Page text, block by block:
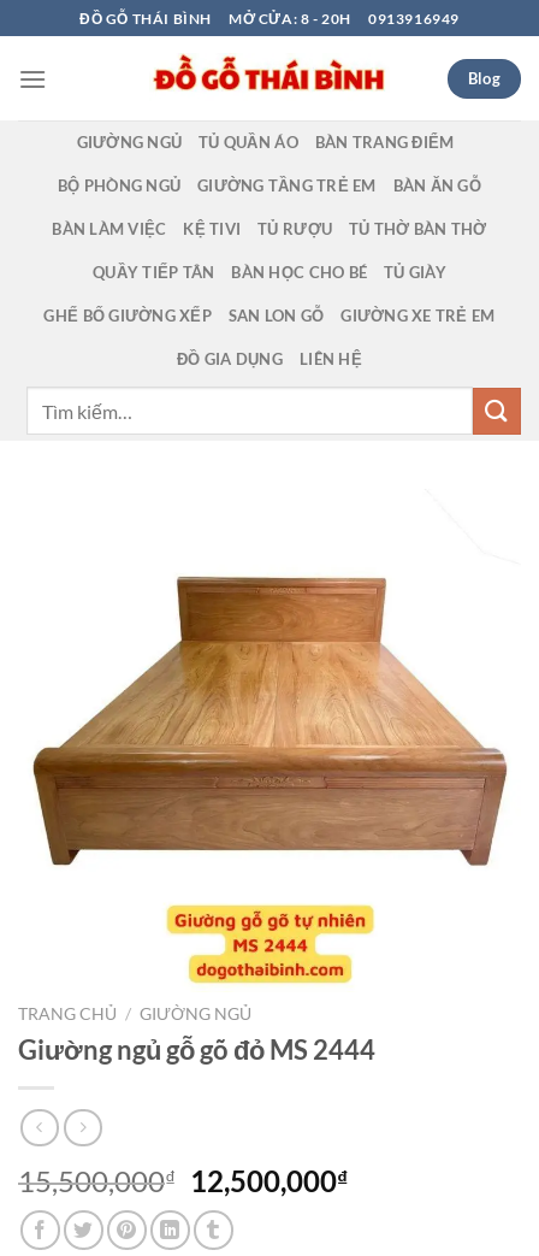
qua
nội
ĐỒ GỖ THÁI BÌNH MỞ CỬA: 8 - 20H 0913916949
Blog
GIƯỜNG NGỦ TỦ QUẦN ÁO BÀN TRANG ĐIỂM
BỘ PHÒNG NGỦ GIƯỜNG TẦNG TRẺ EM BÀN ĂN GỖ
BÀN LÀM VIỆC KỆ TIVI TỦ RƯỢU TỦ THỜ BÀN THỜ
QUẦY TIẾP TÂN BÀN HỌC CHO BÉ TỦ GIÀY
GHẾ BỐ GIƯỜNG XẾP SAN LON GỖ GIƯỜNG XE TRẺ EM
ĐỒ GIA DỤNG LIÊN HỆ
TRANG CHỦ / GIƯỜNG NGỦ
Giường ngủ gỗ gõ đỏ MS 2444
15,500,000₫
Giá
gốc
là:
12,500,000₫Giá